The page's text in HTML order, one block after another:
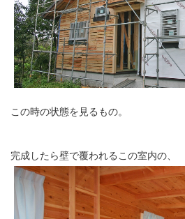
この時の状態を見るもの。
完成したら壁で覆われるこの室内の、